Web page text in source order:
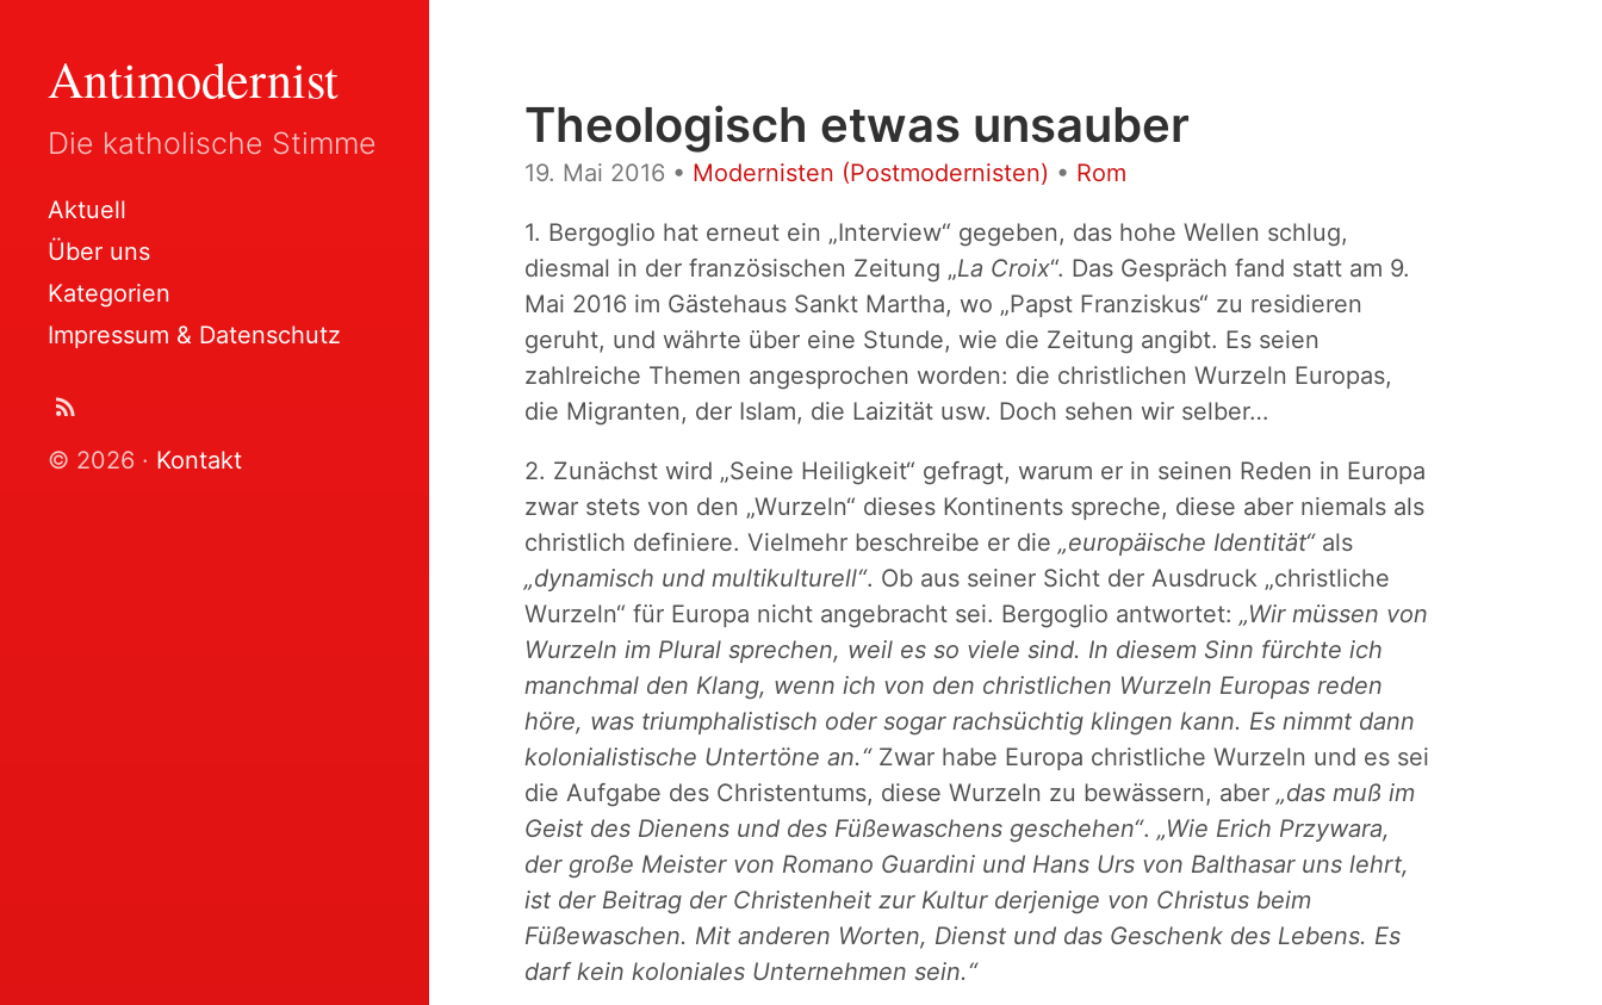
Antimodernist
Die katholische Stimme
Aktuell
Über uns
Kategorien
Impressum & Datenschutz
© 2026 · Kontakt
Theologisch etwas unsauber
19. Mai 2016 • Modernisten (Postmodernisten) • Rom
1. Bergoglio hat erneut ein „Interview“ gegeben, das hohe Wellen schlug,
diesmal in der französischen Zeitung „La Croix“. Das Gespräch fand statt am 9.
Mai 2016 im Gästehaus Sankt Martha, wo „Papst Franziskus“ zu residieren
geruht, und währte über eine Stunde, wie die Zeitung angibt. Es seien
zahlreiche Themen angesprochen worden: die christlichen Wurzeln Europas,
die Migranten, der Islam, die Laizität usw. Doch sehen wir selber…
2. Zunächst wird „Seine Heiligkeit“ gefragt, warum er in seinen Reden in Europa
zwar stets von den „Wurzeln“ dieses Kontinents spreche, diese aber niemals als
christlich definiere. Vielmehr beschreibe er die „europäische Identität“als
„dynamisch und multikulturell“. Ob aus seiner Sicht der Ausdruck „christliche
Wurzeln“ für Europa nicht angebracht sei. Bergoglio antwortet: „Wir müssen von
Wurzeln im Plural sprechen, weil es so viele sind. In diesem Sinn fürchte ich
manchmal den Klang, wenn ich von den christlichen Wurzeln Europas reden
höre, was triumphalistisch oder sogar rachsüchtig klingen kann. Es nimmt dann
kolonialistische Untertöne an.“Zwar habe Europa christliche Wurzeln und es sei
die Aufgabe des Christentums, diese Wurzeln zu bewässern, aber „das muß im
Geist des Dienens und des Füßewaschens geschehen“. „Wie Erich Przywara,
der große Meister von Romano Guardini und Hans Urs von Balthasar uns lehrt,
ist der Beitrag der Christenheit zur Kultur derjenige von Christus beim
Füßewaschen. Mit anderen Worten, Dienst und das Geschenk des Lebens. Es
darf kein koloniales Unternehmen sein.“